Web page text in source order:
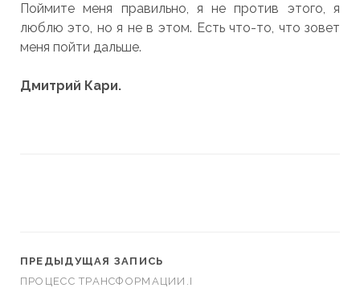
Поймите меня правильно, я не против этого, я
люблю это, но я не в этом. Есть что-то, что зовет
меня пойти дальше.
Дмитрий Кари.
ПРЕДЫДУЩАЯ ЗАПИСЬ
ПРОЦЕСС ТРАНСФОРМАЦИИ.I